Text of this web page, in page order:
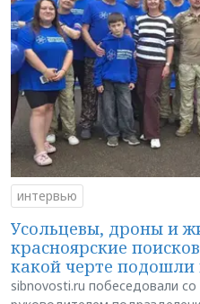
интервью
Усольцевы, дроны и
красноярские
какой черте подошли
sibnovosti.ru побеседовали